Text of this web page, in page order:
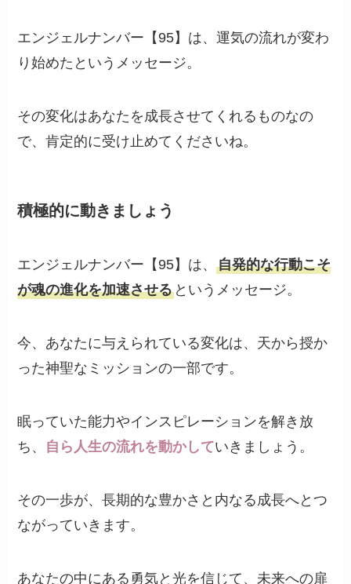
エンジェルナンバー【95】は、運気の流れが変わ
り始めたというメッセージ。
その変化はあなたを成長させてくれるものなの
で、肯定的に受け止めてくださいね。
積極的に動きましょう
エンジェルナンバー【95】は、自発的な行動こそ
が魂の進化を加速させる というメッセージ。
今、あなたに与えられている変化は、天から授か
った神聖なミッションの一部です。
眠っていた能力やインスピレーションを解き放
ち、 自ら人生の流れを動かしていきましょう。
その一歩が、長期的な豊かさと内なる成長へとつ
ながっていきます。
あなたの中にある勇気と光を信じて、未来への扉